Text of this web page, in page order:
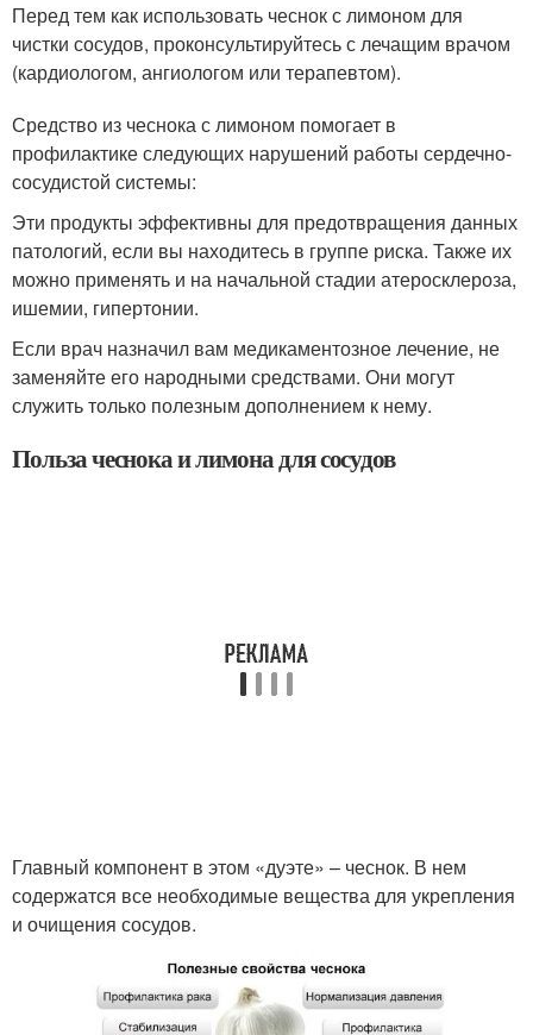
Перед тем как использовать чеснок с лимоном для
чистки сосудов, проконсультируйтесь с лечащим врачом
(кардиологом, ангиологом или терапевтом).
Средство из чеснока с лимоном помогает в
профилактике следующих нарушений работы сердечно-
сосудистой системы:
Эти продукты эффективны для предотвращения данных
патологий, если вы находитесь в группе риска. Также их
можно применять и на начальной стадии атеросклероза,
ишемии, гипертонии.
Если врач назначил вам медикаментозное лечение, не
заменяйте его народными средствами. Они могут
служить только полезным дополнением к нему.
Польза чеснока и лимона для сосудов
Главный компонент в этом «дуэте» – чеснок. В нем
содержатся все необходимые вещества для укрепления
и очищения сосудов.